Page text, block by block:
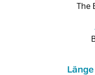
The